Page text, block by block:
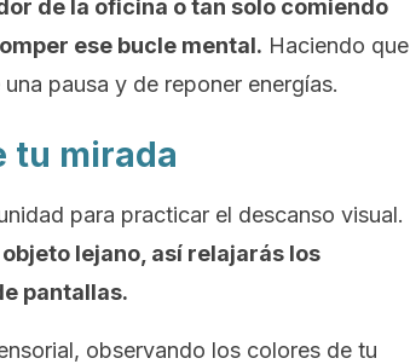
de la oficina o tan solo comiendo
ese bucle mental. Haciendo que
pausa y de reponer energías.
tu mirada
para practicar el descanso visual.
lejano, así relajarás los
pantallas.
observando los colores de tu